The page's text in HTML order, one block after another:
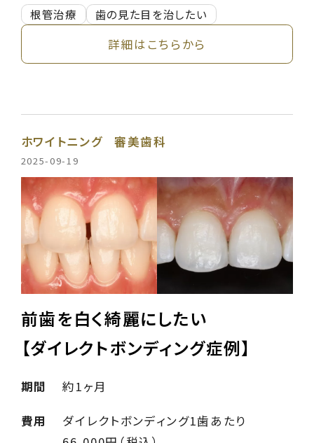
根管治療 歯の見た目を治したい
詳細はこちらから
ホワイトニング 審美歯科
2025-09-19
前歯を白く綺麗にしたい
【ダイレクトボンディング症例】
期間 約1ヶ月
費用
ダイレクトボンディング1歯あたり